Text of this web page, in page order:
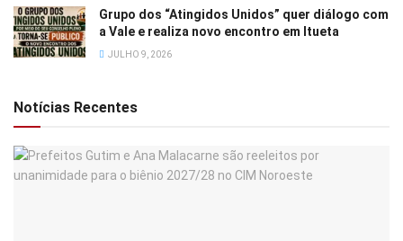
Grupo dos “Atingidos Unidos” quer diálogo com
a Vale e realiza novo encontro em Itueta
JULHO 9, 2026
Notícias Recentes